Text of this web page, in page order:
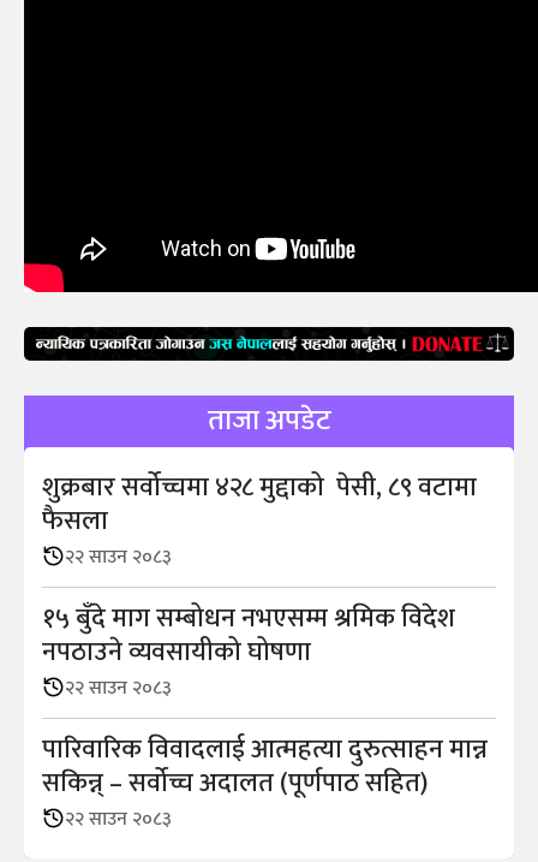
ताजा अपडेट
शुक्रबार सर्वोच्चमा ४२८ मुद्दाको पेसी, ८९ वटामा
फैसला
२२ साउन २०८३
१५ बुँदे माग सम्बोधन नभएसम्म श्रमिक विदेश
नपठाउने व्यवसायीको घोषणा
२२ साउन २०८३
पारिवारिक विवादलाई आत्महत्या दुरुत्साहन मान्न
सकिन्न् – सर्वोच्च अदालत (पूर्णपाठ सहित)
२२ साउन २०८३